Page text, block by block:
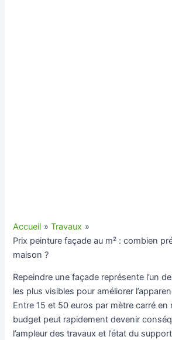
Accueil
Travaux
Prix peinture façade au m² : combien
maison ?
Repeindre une façade représente l’un
les plus visibles pour améliorer
Entre 15 et 50 euros par mètre carré en
budget peut rapidement devenir
l’ampleur des travaux et l’état du